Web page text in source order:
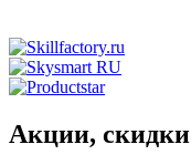
Акции, скидки